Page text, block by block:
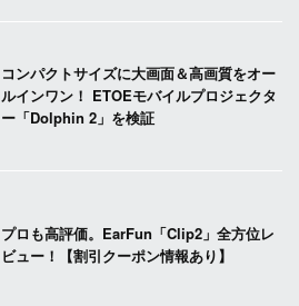
コンパクトサイズに大画面＆高画質をオー
ルインワン！ ETOEモバイルプロジェクタ
ー「Dolphin 2」を検証
プロも高評価。EarFun「Clip2」全方位レ
ビュー！【割引クーポン情報あり】